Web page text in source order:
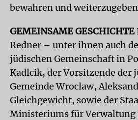
bewahren und
GEMEINSAME GESCHICHTE
Redner – unter ihnen auch
jüdischen Gemeinschaft in
Kadlcik, der Vorsitzende der
Gemeinde Wroclaw,
Gleichgewicht, sowie der
Ministeriums für Verwaltung